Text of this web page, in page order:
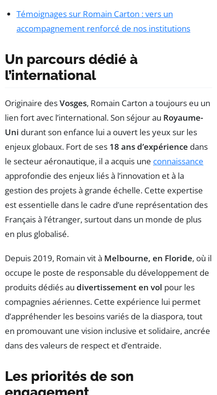
Témoignages sur Romain Carton : vers un
accompagnement renforcé de nos institutions
Un parcours dédié à
l’international
Originaire desVosges, Romain Carton a toujours eu un
lien fort avec l’international. Son séjour au Royaume-
Uni durant son enfance lui a ouvert les yeux sur les
enjeux globaux. Fort de ses 18 ans d’expérience dans
le secteur aéronautique, il a acquis une connaissance
approfondie des enjeux liés à l’innovation et à la
gestion des projets à grande échelle. Cette expertise
est essentielle dans le cadre d’une représentation des
Français à l’étranger, surtout dans un monde de plus
en plus globalisé.
Depuis 2019, Romain vit à Melbourne, en Floride, où il
occupe le poste de responsable du développement de
produits dédiés au divertissement en vol pour les
compagnies aériennes. Cette expérience lui permet
d’appréhender les besoins variés de la diaspora, tout
en promouvant une vision inclusive et solidaire, ancrée
dans des valeurs de respect et d’entraide.
Les priorités de son